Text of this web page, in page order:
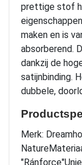
prettige stof
maken en is
absorberend.
dankzij de
satijnbinding.
dubbele,
Merk: